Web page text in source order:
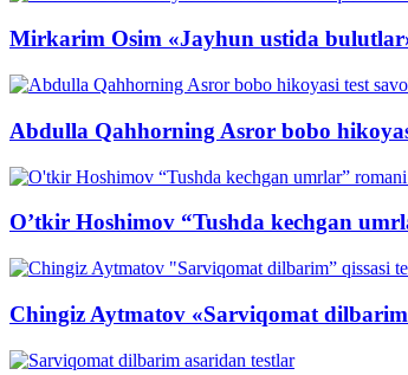
Mirkarim Osim «Jayhun ustida
Abdulla Qahhorning Asror bobo
O’tkir Hoshimov “Tushda kechgan
Chingiz Aytmatov «Sarviqomat